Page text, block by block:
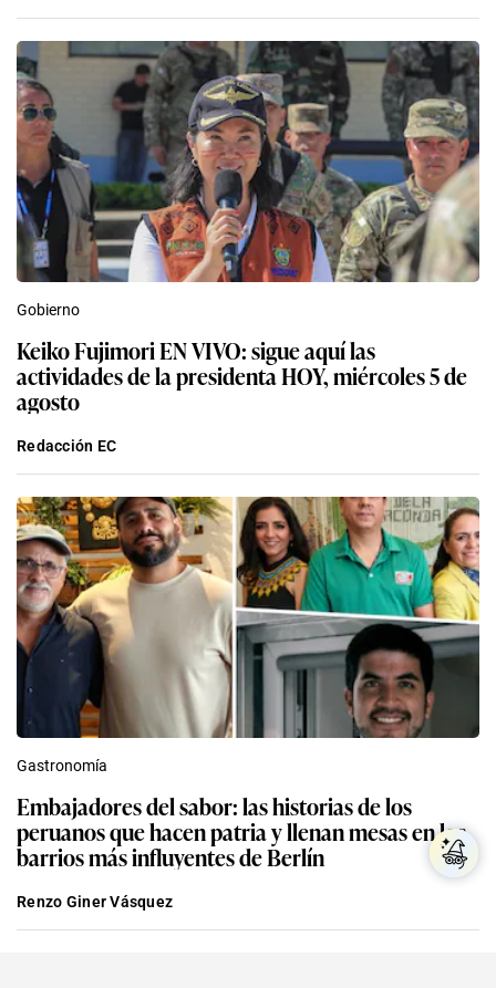
Gobierno
Keiko Fujimori EN VIVO: sigue aquí las
actividades de la presidenta HOY, miércoles 5 de
agosto
Redacción EC
Gastronomía
Embajadores del sabor: las historias de los
peruanos que hacen patria y llenan mesas en los
barrios más influyentes de Berlín
Renzo Giner Vásquez